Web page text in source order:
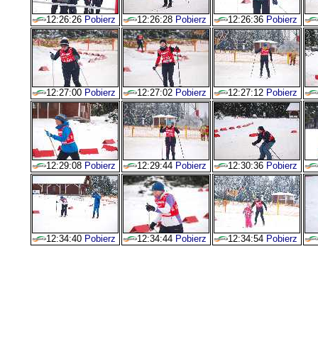
12:26:26 Pobierz 12:26:28 Pobierz 12:26:36 Pobierz
12:27:00 Pobierz 12:27:02 Pobierz 12:27:12 Pobierz
12:29:08 Pobierz 12:29:44 Pobierz 12:30:36 Pobierz
12:34:40 Pobierz 12:34:44 Pobierz 12:34:54 Pobierz